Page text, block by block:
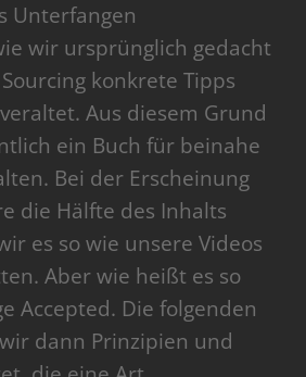
Unterfangen
wir ursprünglich gedacht
konkrete Tipps
Aus diesem Grund
ein Buch für beinahe
Bei der Erscheinung
die Hälfte des Inhalts
es so wie unsere Videos
Aber wie heißt es so
Accepted. Die folgenden
dann Prinzipien und